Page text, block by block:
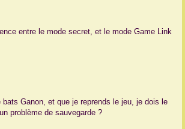
entre le mode secret, et le mode Game Link
Ganon, et que je reprends le jeu, je dois le
problème de sauvegarde ?